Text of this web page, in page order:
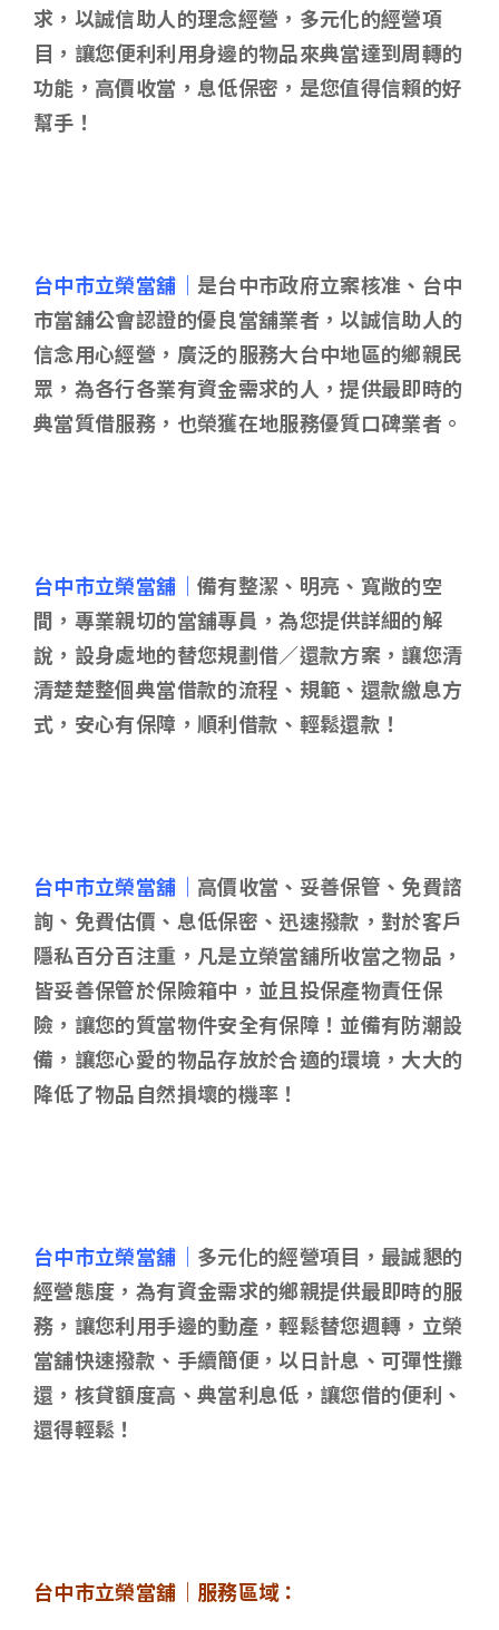
求，以誠信助人的理念經營，多元化的經營項
目，讓您便利利用身邊的物品來典當達到周轉的
功能，高價收當，息低保密，是您值得信賴的好
幫手！
台中市立榮當舖｜ 是台中市政府立案核准、台中
市當舖公會認證的優良當舖業者，以誠信助人的
信念用心經營，廣泛的服務大台中地區的鄉親民
眾，為各行各業有資金需求的人，提供最即時的
典當質借服務，也榮獲在地服務優質口碑業者。
台中市立榮當舖｜ 備有整潔、明亮、寬敞的空
間，專業親切的當舖專員，為您提供詳細的解
說，設身處地的替您規劃借／還款方案，讓您清
清楚楚整個典當借款的流程、規範、還款繳息方
式，安心有保障，順利借款、輕鬆還款！
台中市立榮當舖｜ 高價收當、妥善保管、免費諮
詢、免費估價、息低保密、迅速撥款，對於客戶
隱私百分百注重，凡是立榮當舖所收當之物品，
皆妥善保管於保險箱中，並且投保產物責任保
險，讓您的質當物件安全有保障！並備有防潮設
備，讓您心愛的物品存放於合適的環境，大大的
降低了物品自然損壞的機率！
台中市立榮當舖｜ 多元化的經營項目，最誠懇的
經營態度，為有資金需求的鄉親提供最即時的服
務，讓您利用手邊的動產，輕鬆替您週轉，立榮
當舖快速撥款、手續簡便，以日計息、可彈性攤
還，核貸額度高、典當利息低，讓您借的便利、
還得輕鬆！
台中市立榮當舖｜服務區域：